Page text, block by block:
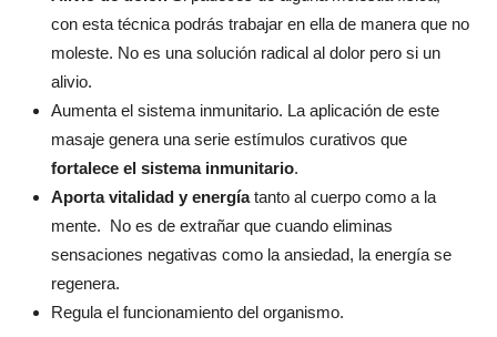
con esta técnica podrás trabajar en ella de manera que no
moleste. No es una solución radical al dolor pero si un
alivio.
Aumenta el sistema inmunitario. La aplicación de este
masaje genera una serie estímulos curativos que
fortalece el sistema inmunitario.
Aporta vitalidad y energíatanto al cuerpo como a la
mente. No es de extrañar que cuando eliminas
sensaciones negativas como la ansiedad, la energía se
regenera.
Regula el funcionamiento del organismo.